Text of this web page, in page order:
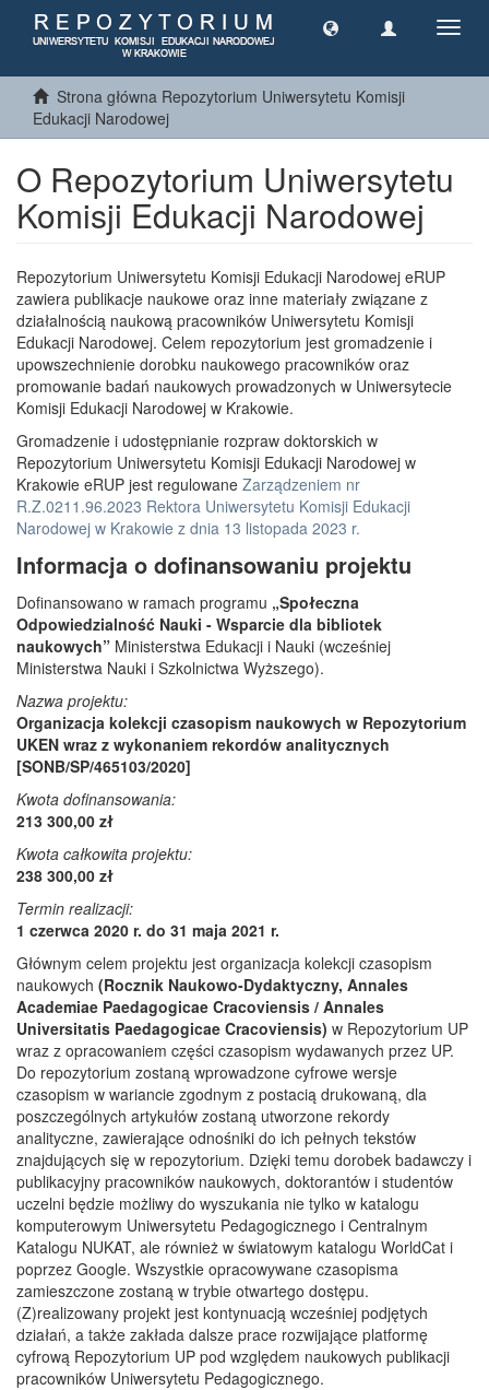
Strona główna Repozytorium Uniwersytetu Komisji
Edukacji Narodowej
O Repozytorium Uniwersytetu
Komisji Edukacji Narodowej
Repozytorium Uniwersytetu Komisji Edukacji Narodowej eRUP
zawiera publikacje naukowe oraz inne materiały związane z
działalnością naukową pracowników Uniwersytetu Komisji
Edukacji Narodowej. Celem repozytorium jest gromadzenie i
upowszechnienie dorobku naukowego pracowników oraz
promowanie badań naukowych prowadzonych w Uniwersytecie
Komisji Edukacji Narodowej w Krakowie.
Gromadzenie i udostępnianie rozpraw doktorskich w
Repozytorium Uniwersytetu Komisji Edukacji Narodowej w
Krakowie eRUP jest regulowane Zarządzeniem nr
R.Z.0211.96.2023 Rektora Uniwersytetu Komisji Edukacji
Narodowej w Krakowie z dnia 13 listopada 2023 r.
Informacja o dofinansowaniu projektu
Dofinansowano w ramach programu „Społeczna
Odpowiedzialność Nauki - Wsparcie dla bibliotek
naukowych” Ministerstwa Edukacji i Nauki (wcześniej
Ministerstwa Nauki i Szkolnictwa Wyższego).
Nazwa projektu:
Organizacja kolekcji czasopism naukowych w Repozytorium
UKEN wraz z wykonaniem rekordów analitycznych
[SONB/SP/465103/2020]
Kwota dofinansowania:
213 300,00 zł
Kwota całkowita projektu:
238 300,00 zł
Termin realizacji:
1 czerwca 2020 r. do 31 maja 2021 r.
Głównym celem projektu jest organizacja kolekcji czasopism
naukowych (Rocznik Naukowo-Dydaktyczny, Annales
Academiae Paedagogicae Cracoviensis / Annales
Universitatis Paedagogicae Cracoviensis) w Repozytorium UP
wraz z opracowaniem części czasopism wydawanych przez UP.
Do repozytorium zostaną wprowadzone cyfrowe wersje
czasopism w wariancie zgodnym z postacią drukowaną, dla
poszczególnych artykułów zostaną utworzone rekordy
analityczne, zawierające odnośniki do ich pełnych tekstów
znajdujących się w repozytorium. Dzięki temu dorobek badawczy i
publikacyjny pracowników naukowych, doktorantów i studentów
uczelni będzie możliwy do wyszukania nie tylko w katalogu
komputerowym Uniwersytetu Pedagogicznego i Centralnym
Katalogu NUKAT, ale również w światowym katalogu WorldCat i
poprzez Google. Wszystkie opracowywane czasopisma
zamieszczone zostaną w trybie otwartego dostępu.
(Z)realizowany projekt jest kontynuacją wcześniej podjętych
działań, a także zakłada dalsze prace rozwijające platformę
cyfrową Repozytorium UP pod względem naukowych publikacji
pracowników Uniwersytetu Pedagogicznego.